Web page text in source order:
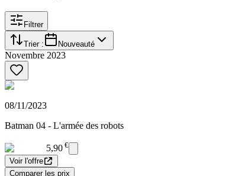
Filtrer
Trier : Nouveauté
Novembre 2023
08/11/2023
Batman 04 - L'armée des robots
5,90 €
Voir l'offre
Comparer les prix